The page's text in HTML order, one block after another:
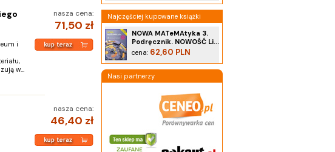
nasza cena:
71,50 zł
i
w...
nasza cena:
46,40 zł
Najczęściej kupowane książki
NOWA MATeMAtyka 3.
Podręcznik. NOWOŚĆ Li...
cena: 62,60 PLN
Nasi partnerzy